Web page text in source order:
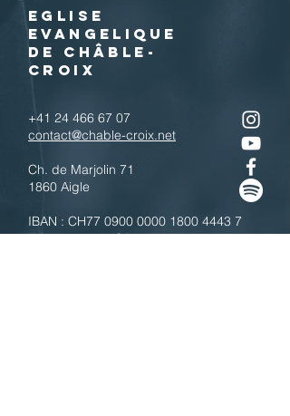
EGLISE
EVANGELIQUE
DE CHÂBLE-
CROIX
+41 24 466 67 07
contact@chable-croix.net
Ch. de Marjolin 71
1860 Aigle
IBAN : CH77 0900 0000 1800 4443 7
Télécharger le QR code